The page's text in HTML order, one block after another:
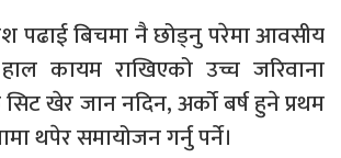
पढाई बिचमा नै छोड्नु परेमा आवसीय
कायम राखिएको उच्च जरिवाना
सिट खेर जान नदिन, अर्को बर्ष हुने प्रथम
थपेर समायोजन गर्नु पर्ने।